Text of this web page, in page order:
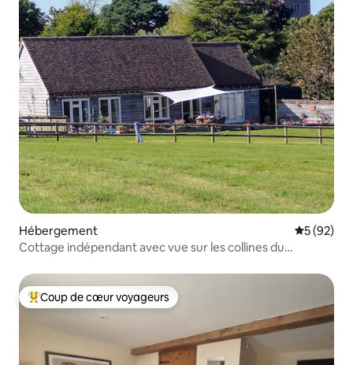
Hébergement
5 (92)
Cottage indépendant avec vue sur les collines du
Coups de cœur voyageurs les plus appréciés
Coup de cœur voyageurs